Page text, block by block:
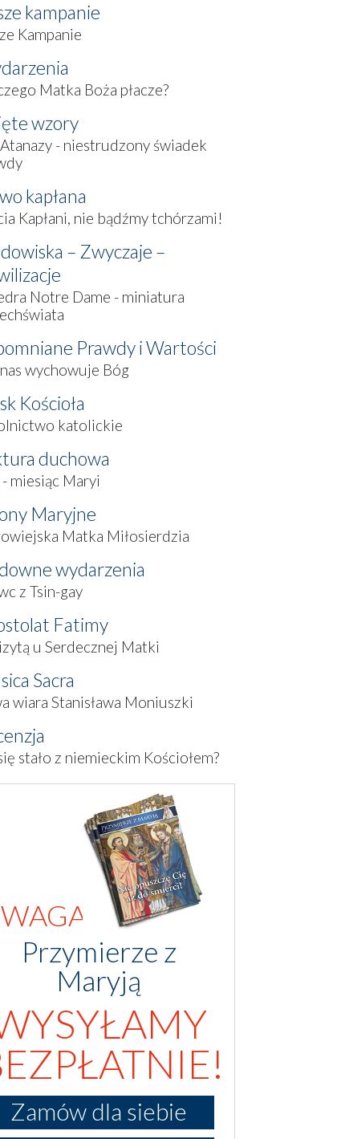
kampanie
Kampanie
Matka Boża płacze?
wzory
- niestrudzony świadek
kapłana
Kapłani, nie bądźmy tchórzami!
– Zwyczaje –
Notre Dame - miniatura
Prawdy i Wartości
wychowuje Bóg
Kościoła
katolickie
duchowa
miesiąc Maryi
Maryjne
Matka Miłosierdzia
wydarzenia
z Tsin-gay
Fatimy
u Serdecznej Matki
Sacra
wiara Stanisława Moniuszki
stało z niemieckim Kościołem?
Przymierze z
Maryją
Zamów dla siebie